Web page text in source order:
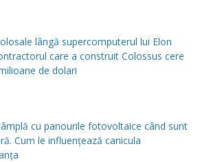
lângă supercomputerul lui Elon
care a construit Colossus cere
de dolari
cu panourile fotovoltaice când sunt
Cum le influențează canicula